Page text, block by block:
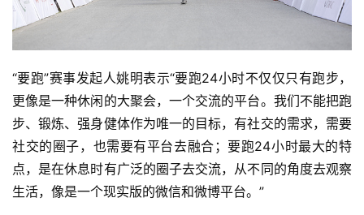
“要跑”赛事发起人姚明表示“要跑24小时不仅仅只有跑步，
更像是一种休闲的大聚会，一个交流的平台。我们不能把跑
步、锻炼、强身健体作为唯一的目标，有社交的需求，需要
社交的圈子，也需要有平台去融合；要跑24小时最大的特
点，是在休息时有广泛的圈子去交流，从不同的角度去观察
生活，像是一个现实版的微信和微博平台。”